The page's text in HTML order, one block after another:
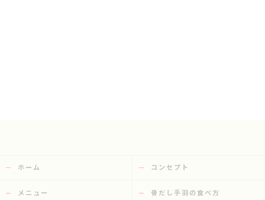
ホーム コンセプト
メニュー 骨だし手羽の食べ方